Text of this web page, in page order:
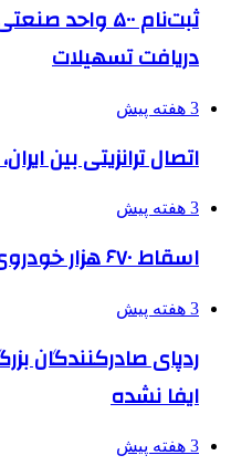
ثبت‌نام ۵۰۰
دریافت تسهیلات
3 هفته پیش
اتصال ترانزیتی بین
3 هفته پیش
اسقاط ۶۷۰ هزار خودروی فرسوده طی ۳ سال
3 هفته پیش
ردپای صادرکنندگان
ایفا نشده
3 هفته پیش